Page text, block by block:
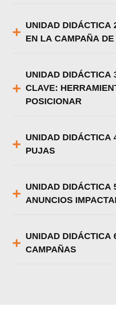
UNIDAD DIDÁCTICA
EN LA CAMPAÑA
UNIDAD DIDÁCTICA
CLAVE:
POSICIONAR
UNIDAD DIDÁCTICA
PUJAS
UNIDAD DIDÁCTICA
ANUNCIOS
UNIDAD DIDÁCTICA
CAMPAÑAS